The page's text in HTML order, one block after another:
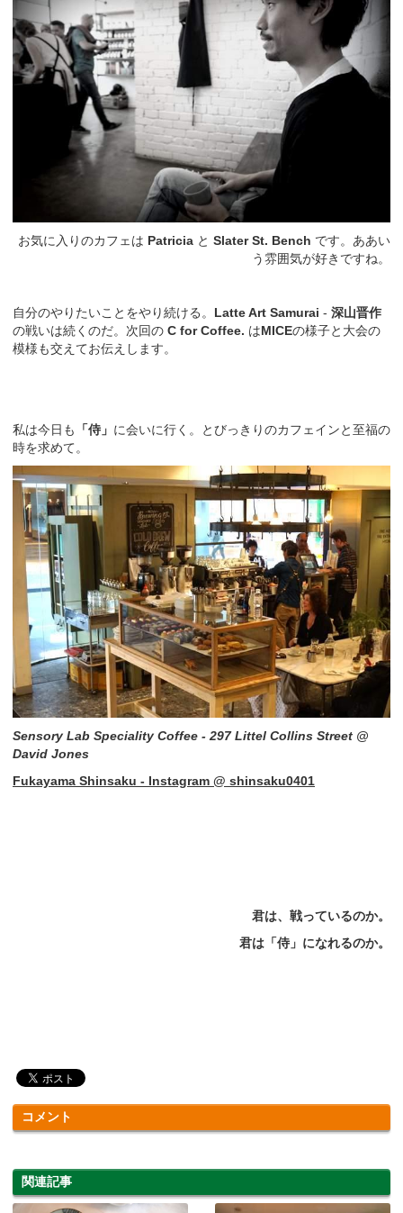
お気に入りのカフェは Patricia と Slater St. Bench です。ああい
う雰囲気が好きですね。
自分のやりたいことをやり続ける。 Latte Art Samurai - 深山晋作
の戦いは続くのだ。次回の C for Coffee. はMICEの様子と大会の
模様も交えてお伝えします。
私は今日も 「侍」 に会いに行く。とびっきりのカフェインと至福の
時を求めて。
Sensory Lab Speciality Coffee - 297 Littel Collins Street @
David Jones
Fukayama Shinsaku - Instagram @ shinsaku0401
君は、戦っているのか。
君は「侍」になれるのか。
コメント
関連記事